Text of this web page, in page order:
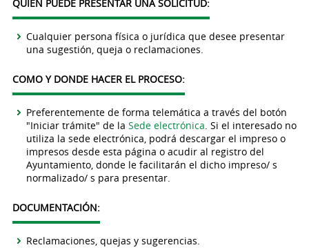
QUIEN PUEDE PRESENTAR UNA SOLICITUD:
Cualquier persona física o jurídica que desee presentar
una sugestión, queja o reclamaciones.
COMO Y DONDE HACER EL PROCESO:
Preferentemente de forma telemática a través del botón
"Iniciar trámite" de la Sede electrónica. Si el interesado no
utiliza la sede electrónica, podrá descargar el impreso o
impresos desde esta página o acudir al registro del
Ayuntamiento, donde le facilitarán el dicho impreso/ s
normalizado/ s para presentar.
DOCUMENTACIÓN:
Reclamaciones, quejas y sugerencias.